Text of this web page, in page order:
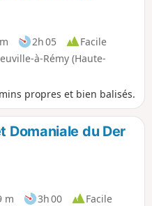
2h 05
Facile
à-Rémy (Haute-
propres et bien balisés.
Domaniale du Der
m 3h 00
Facile